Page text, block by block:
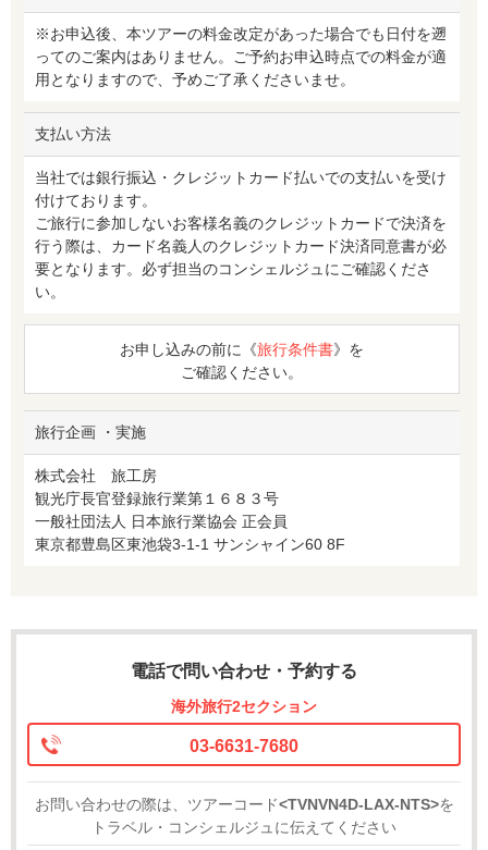
※お申込後、本ツアーの料金改定があった場合でも日付を遡
ってのご案内はありません。ご予約お申込時点での料金が適
用となりますので、予めご了承くださいませ。
支払い方法
当社では銀行振込・クレジットカード払いでの支払いを受け
付けております。
ご旅行に参加しないお客様名義のクレジットカードで決済を
行う際は、カード名義人のクレジットカード決済同意書が必
要となります。必ず担当のコンシェルジュにご確認くださ
い。
お申し込みの前に《旅行条件書》を
ご確認ください。
旅行企画 ・実施
株式会社 旅工房
観光庁長官登録旅行業第１６８３号
一般社団法人 日本旅行業協会 正会員
東京都豊島区東池袋3-1-1 サンシャイン60 8F
電話で問い合わせ・予約する
海外旅行2セクション
03-6631-7680
お問い合わせの際は、ツアーコード<TVNVN4D-LAX-NTS>を
トラベル・コンシェルジュに伝えてください